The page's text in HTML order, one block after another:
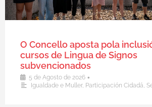
O Concello aposta pola
cursos de Lingua de Signos
subvencionados
5 de Agosto de 2026 •
Igualdade e Muller, Participación Cidadá,